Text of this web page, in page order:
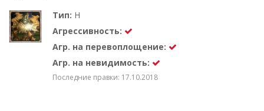
Тип: H
Агрессивность:
Агр. на перевоплощение:
Агр. на невидимость:
Последние правки: 17.10.2018